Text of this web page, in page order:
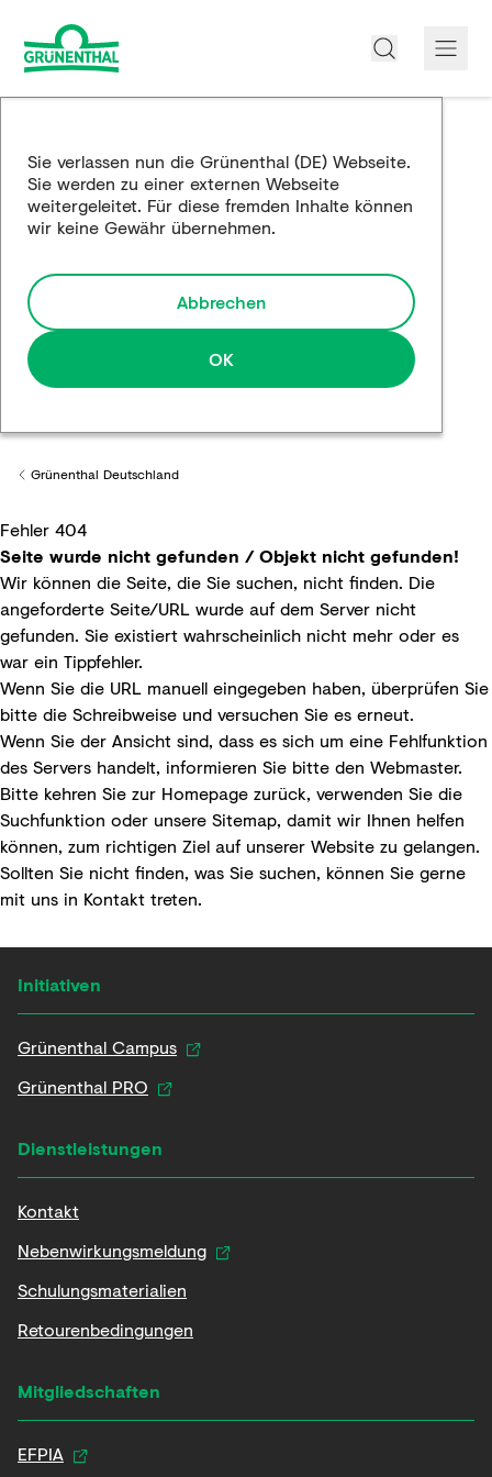
Produkte
Edukation
Forschung und Entwicklung
Partnerschaften
Sie verlassen nun die Grünenthal (DE) Webseite.
Sie werden zu einer externen Webseite
weitergeleitet. Für diese fremden Inhalte können
wir keine Gewähr übernehmen.
Abbrechen
OK
Back to
Grünenthal Deutschland
Fehler 404
Seite wurde nicht gefunden / Objekt nicht gefunden!
Wir können die Seite, die Sie suchen, nicht finden. Die
angeforderte Seite/URL wurde auf dem Server nicht
gefunden. Sie existiert wahrscheinlich nicht mehr oder es
war ein Tippfehler.
Wenn Sie die URL manuell eingegeben haben, überprüfen Sie
bitte die Schreibweise und versuchen Sie es erneut.
Wenn Sie der Ansicht sind, dass es sich um eine Fehlfunktion
des Servers handelt, informieren Sie bitte den Webmaster.
Bitte kehren Sie zur Homepage zurück, verwenden Sie die
Suchfunktion oder unsere Sitemap, damit wir Ihnen helfen
können, zum richtigen Ziel auf unserer Website zu gelangen.
Sollten Sie nicht finden, was Sie suchen, können Sie gerne
mit uns in Kontakt treten.
Initiativen
Grünenthal Campus
Grünenthal PRO
Dienstleistungen
Kontakt
Nebenwirkungsmeldung
Schulungsmaterialien
Retourenbedingungen
Mitgliedschaften
EFPIA